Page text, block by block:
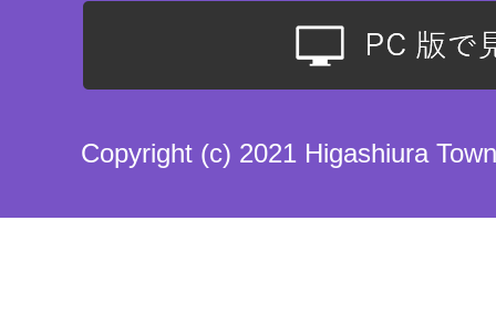
Copyright (c) 2021 Higashiura